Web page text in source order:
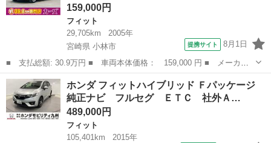
159,000円
フィット
29,705km
2005年
宮崎県 小林市
提携サイト 8月1日
■ 支払総額: 30.9万円 ■ 車両本体価格： 159,000 円 ■ メーカー
名： ホンダ ■ 車種名： フィット ■ グレード名： １．３Ａ
ＥＴＣ キーレスエントリー ＣＶＴ 衝突安全ボディ ＡＢＳ Ｃ
Ｄ エアコン...
宮崎 小林市 フィット
ホンダ フィットハイブリッド Ｆパッケージ
純正ナビ フルセグ ＥＴＣ 社外Ａ…
489,000円
フィット
105,401km
2015年